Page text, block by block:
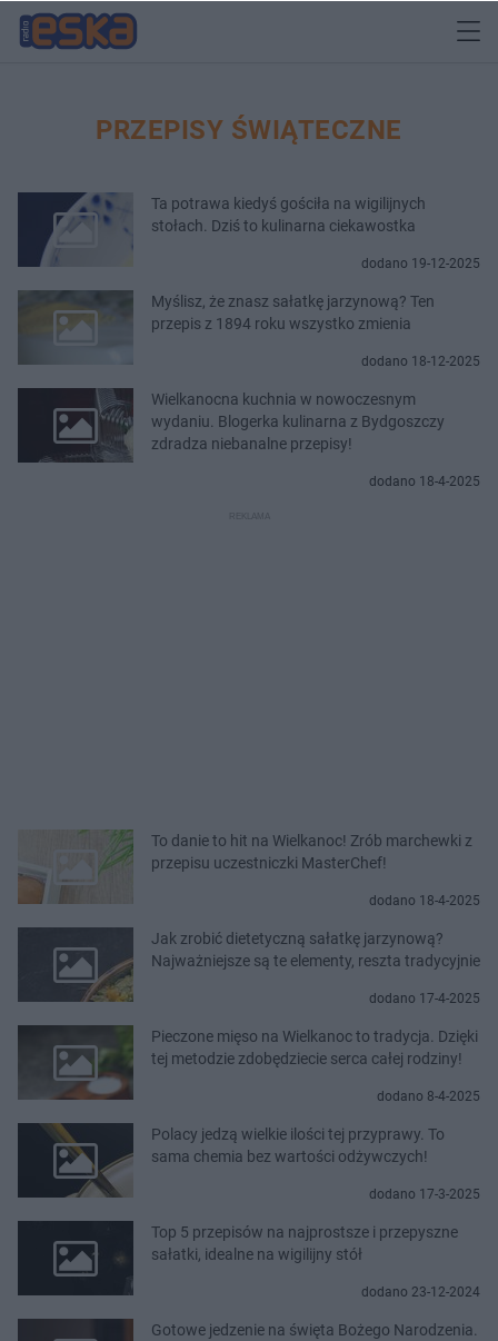
PRZEPISY ŚWIĄTECZNE
Ta potrawa kiedyś gościła na wigilijnych
stołach. Dziś to kulinarna ciekawostka
dodano 19-12-2025
Myślisz, że znasz sałatkę jarzynową? Ten
przepis z 1894 roku wszystko zmienia
dodano 18-12-2025
Wielkanocna kuchnia w nowoczesnym
wydaniu. Blogerka kulinarna z Bydgoszczy
zdradza niebanalne przepisy!
dodano 18-4-2025
To danie to hit na Wielkanoc! Zrób marchewki z
przepisu uczestniczki MasterChef!
dodano 18-4-2025
Jak zrobić dietetyczną sałatkę jarzynową?
Najważniejsze są te elementy, reszta tradycyjnie
dodano 17-4-2025
Pieczone mięso na Wielkanoc to tradycja. Dzięki
tej metodzie zdobędziecie serca całej rodziny!
dodano 8-4-2025
Polacy jedzą wielkie ilości tej przyprawy. To
sama chemia bez wartości odżywczych!
dodano 17-3-2025
Top 5 przepisów na najprostsze i przepyszne
sałatki, idealne na wigilijny stół
dodano 23-12-2024
Gotowe jedzenie na święta Bożego Narodzenia.